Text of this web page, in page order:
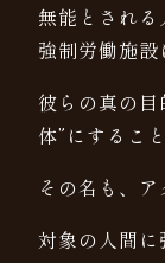
無能とされ
強制労働施設
彼らの真の
体”にすること
その名も、ア
対象の人間